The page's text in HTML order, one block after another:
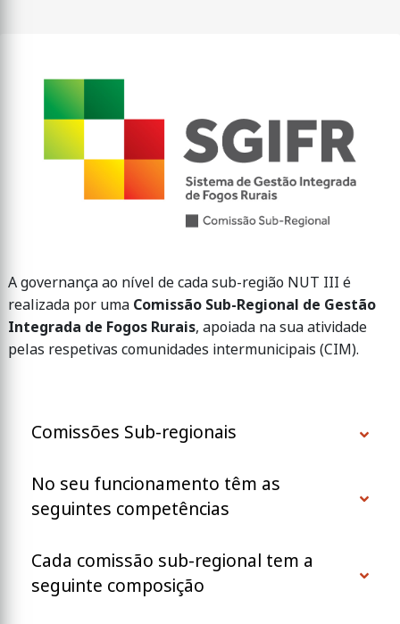
​​​​​​​A governança ao nível de cada sub-região NUT III é
realizada por uma Comissão Sub-Regional de Gestão
Integrada de Fogos Rurais, apoiada na sua atividade
pelas respetivas comunidades intermunicipais (CIM).
Comissões Sub-regionais
No seu funcionamento têm as
seguintes competências
Cada comissão sub-regional tem a
seguinte composição